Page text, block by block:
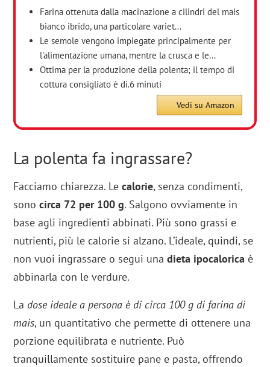
Farina ottenuta dalla macinazione a cilindri del mais
bianco ibrido, una particolare variet...
Le semole vengono impiegate principalmente per
l'alimentazione umana, mentre la crusca e le...
Ottima per la produzione della polenta; il tempo di
cottura consigliato è di.6 minuti
Vedi su Amazon
La polenta fa ingrassare?
Facciamo chiarezza. Lecalorie, senza condimenti,
sono circa 72 per 100 g. Salgono ovviamente in
base agli ingredienti abbinati. Più sono grassi e
nutrienti, più le calorie si alzano. L’ideale, quindi, se
non vuoi ingrassare o segui unadieta ipocalorica è
abbinarla con le verdure.
La dose ideale a persona è di circa 100 g di farina di
mais, un quantitativo che permette di ottenere una
porzione equilibrata e nutriente. Può
tranquillamente sostituire pane e pasta, offrendo